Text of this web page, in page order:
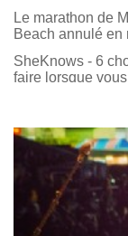
Le marathon de
Beach annulé en
toujours actif
SheKnows - 6
faire lorsque